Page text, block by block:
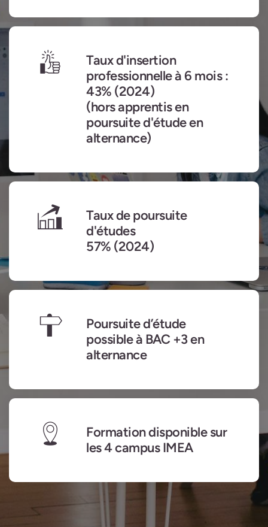
Taux d'insertion
professionnelle à 6 mois :
43% (2024)
(hors apprentis en
poursuite d'étude en
alternance)
Taux de poursuite
d'études
57% (2024)
Poursuite d’étude
possible à BAC +3 en
alternance
Formation disponible sur
les 4 campus IMEA